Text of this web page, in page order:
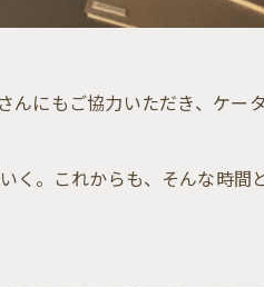
にもご協力いただき、ケー
く。これからも、そんな時間